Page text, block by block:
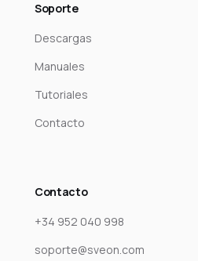
Soporte
Descargas
Manuales
Tutoriales
Contacto
Contacto
+34 952 040 998
soporte@sveon.com